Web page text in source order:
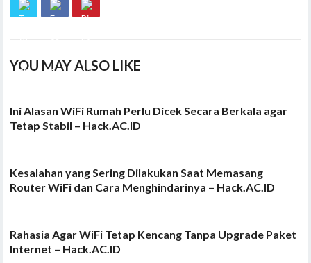
YOU MAY ALSO LIKE
Ini Alasan WiFi Rumah Perlu Dicek Secara Berkala agar
Tetap Stabil – Hack.AC.ID
Kesalahan yang Sering Dilakukan Saat Memasang
Router WiFi dan Cara Menghindarinya – Hack.AC.ID
Rahasia Agar WiFi Tetap Kencang Tanpa Upgrade Paket
Internet – Hack.AC.ID